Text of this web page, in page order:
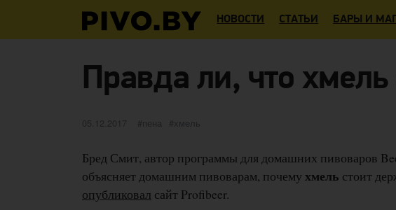
НОВОСТИ СТАТЬИ БАРЫ И
Правда ли, что
Опубликовано
05.12.2017 категории
пена Метки
хмель
Бред Смит, автор программы для домашних пивоваров
объясняет домашним пивоварам, почему хмель стоит
опубликовал сайт Profibeer.